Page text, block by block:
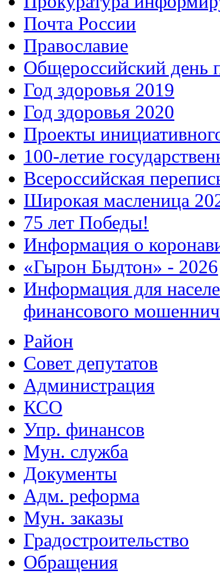
Почта России
Православие
Общероссийский день
Год здоровья 2019
Год здоровья 2020
Проекты
100-летие
Всероссийская
Широкая масленица
75 лет Победы!
Информация о
«Гырон Быдтон» - 2026
Информация для
финансового
Район
Совет депутатов
Администрация
КСО
Упр. финансов
Мун. служба
Документы
Адм. реформа
Мун. заказы
Градостроительство
Обращения